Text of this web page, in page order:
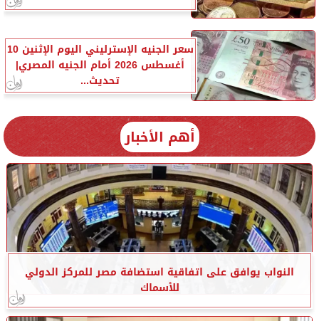
سعر الجنيه الإسترليني اليوم الإثنين 10
أغسطس 2026 أمام الجنيه المصري|
تحديث...
أهم الأخبار
النواب يوافق على اتفاقية استضافة مصر للمركز الدولي
للأسماك